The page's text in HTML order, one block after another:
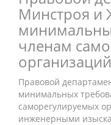
Минстроя и
членам
организаций
Правовой
минимальных
саморегулируемых
инженерными